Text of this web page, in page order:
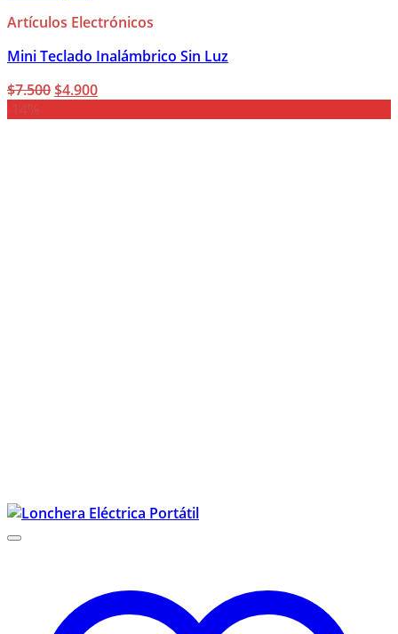
Artículos Electrónicos
Mini Teclado Inalámbrico Sin Luz
$7.500El
$4.900El